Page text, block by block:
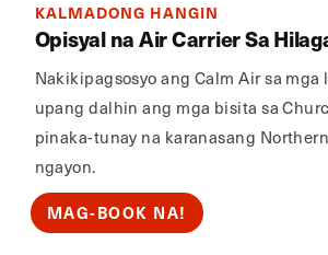
KALMADONG HANGIN
Opisyal na Air Carrier Sa
Nakikipagsosyo ang Calm Air sa
upang dalhin ang mga bisita sa
pinaka-tunay na karanasang
ngayon.
MAG-BOOK NA!